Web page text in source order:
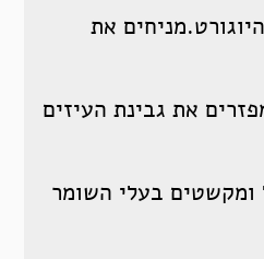
את
את גבינת העיזים
ומקשטים בעלי השומר